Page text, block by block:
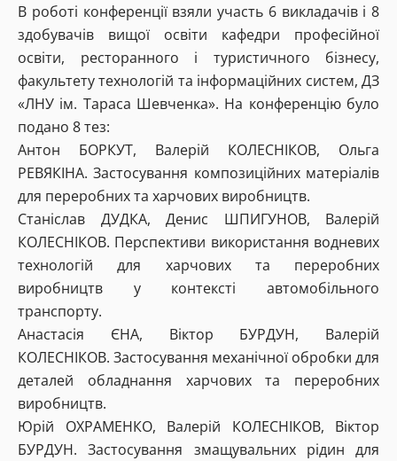
В роботі конференції взяли участь 6 викладачів і 8
здобувачів вищої освіти кафедри професійної
освіти, ресторанного і туристичного бізнесу,
факультету технологій та інформаційних систем, ДЗ
«ЛНУ ім. Тараса Шевченка». На конференцію було
подано 8 тез:
Антон БОРКУТ, Валерій КОЛЕСНІКОВ, Ольга
РЕВЯКІНА. Застосування композиційних матеріалів
для переробних та харчових виробництв.
Станіслав ДУДКА, Денис ШПИГУНОВ, Валерій
КОЛЕСНІКОВ. Перспективи використання водневих
технологій для харчових та переробних
виробництв у контексті автомобільного
транспорту.
Анастасія ЄНА, Віктор БУРДУН, Валерій
КОЛЕСНІКОВ. Застосування механічної обробки для
деталей обладнання харчових та переробних
виробництв.
Юрій ОХРАМЕНКО, Валерій КОЛЕСНІКОВ, Віктор
БУРДУН. Застосування змащувальних рідин для